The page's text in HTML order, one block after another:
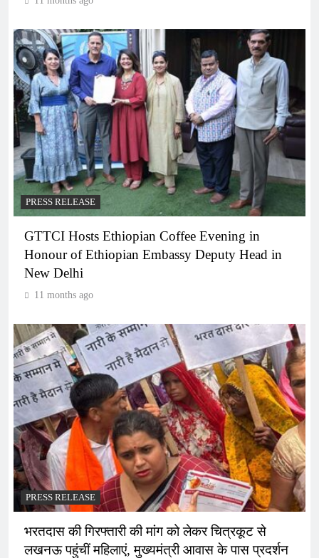
PRESS RELEASE
GTTCI Hosts Ethiopian Coffee Evening in
Honour of Ethiopian Embassy Deputy Head in
New Delhi
11 months ago
PRESS RELEASE
भरतदास की गिरफ्तारी की मांग को लेकर चित्रकूट से
लखनऊ पहुंचीं महिलाएं, मुख्यमंत्री आवास के पास प्रदर्शन